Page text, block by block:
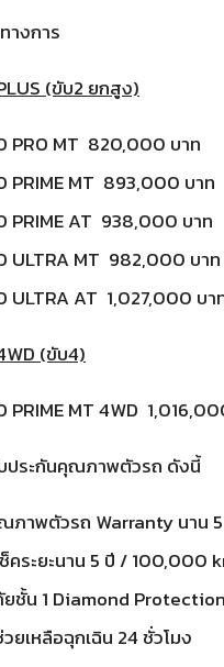
างการ
(ขับ2 ยกสูง)
PRO MT 820,000 บาท
PRIME MT 893,000 บาท
PRIME AT 938,000 บาท
ULTRA MT 982,000 บาท
ULTRA AT 1,027,000 บา
(ขับ4)
PRIME MT 4WD
ประกันคุณภาพตัวรถ ดังนี้
ภาพตัวรถ Warranty นาน
คระยะนาน 5 ปี / 100,000
ชั้น 1 Diamond Protection
ยเหลือฉุกเฉิน 24 ชั่วโมง